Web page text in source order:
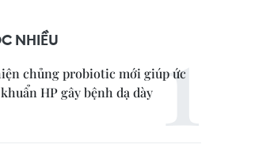
NHIỀU
chủng probiotic mới giúp ức
HP gây bệnh dạ dày